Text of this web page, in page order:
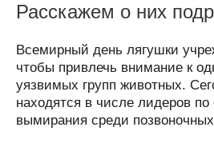
Расскажем о них
Всемирный день лягушки
чтобы привлечь внимание к
уязвимых групп животных.
находятся в числе лидеров по
вымирания среди